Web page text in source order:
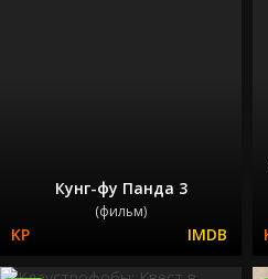
Кунг-фу Панда 3
(фильм)